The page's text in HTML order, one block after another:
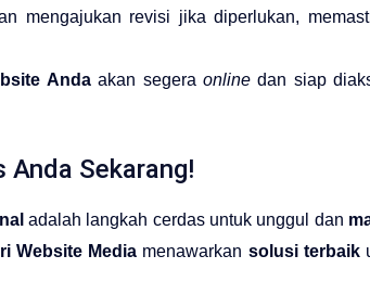
mengajukan revisi jika diperlukan,
Andaakan segera onlinedan siap
Anda Sekarang!
adalah langkah cerdas untuk unggul dan
Website Media menawarkan solusi terbaik